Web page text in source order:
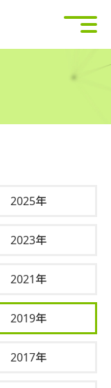
2025年
2023年
2021年
2019年
2017年